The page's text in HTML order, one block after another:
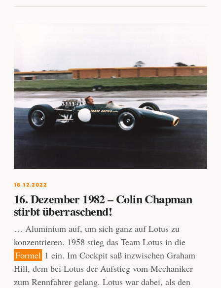
16.12.2022
16. Dezember 1982 – Colin Chapman
stirbt überraschend!
… Aluminium auf, um sich ganz auf Lotus zu
konzentrieren. 1958 stieg das Team Lotus in die
Formel 1 ein. Im Cockpit saß inzwischen Graham
Hill, dem bei Lotus der Aufstieg vom Mechaniker
zum Rennfahrer gelang. Lotus war dabei, als den